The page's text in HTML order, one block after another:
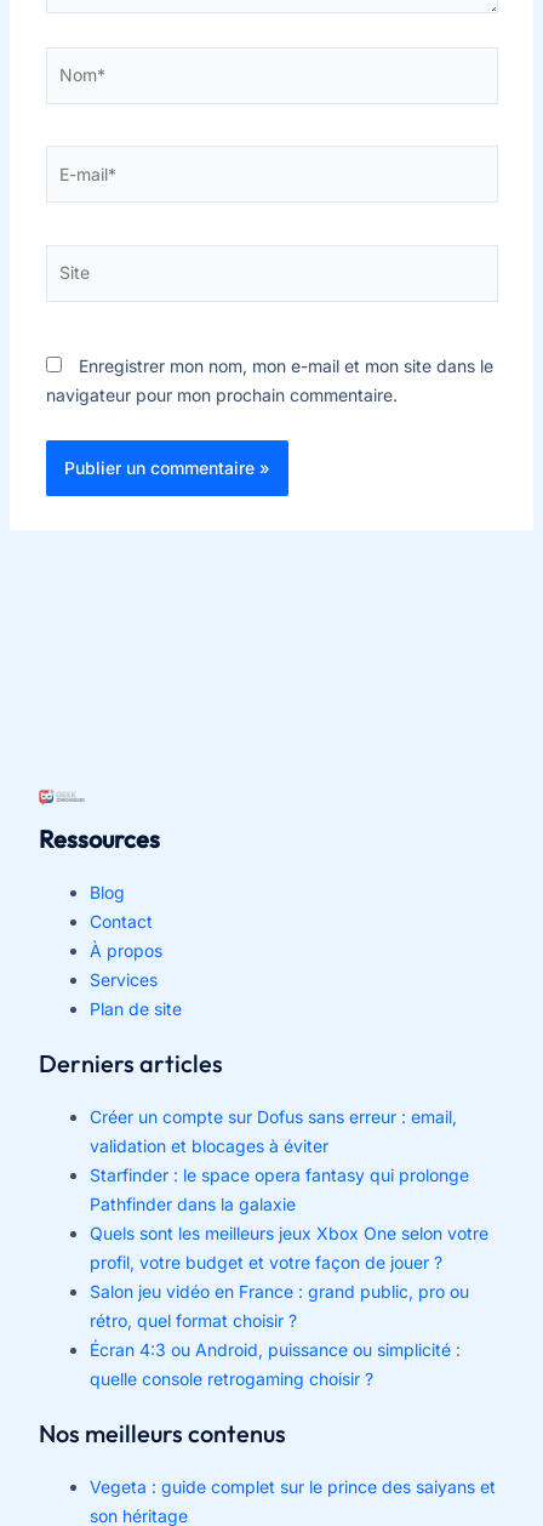
mail*
Enregistrer mon nom, mon e-mail et mon site dans le
navigateur pour mon prochain commentaire.
Ressources
Blog
Contact
À propos
Services
Plan de site
Derniers articles
Créer un compte sur Dofus sans erreur : email,
validation et blocages à éviter
Starfinder : le space opera fantasy qui prolonge
Pathfinder dans la galaxie
Quels sont les meilleurs jeux Xbox One selon votre
profil, votre budget et votre façon de jouer ?
Salon jeu vidéo en France : grand public, pro ou
rétro, quel format choisir ?
Écran 4:3 ou Android, puissance ou simplicité :
quelle console retrogaming choisir ?
Nos meilleurs contenus
Vegeta : guide complet sur le prince des saiyans et
son héritage